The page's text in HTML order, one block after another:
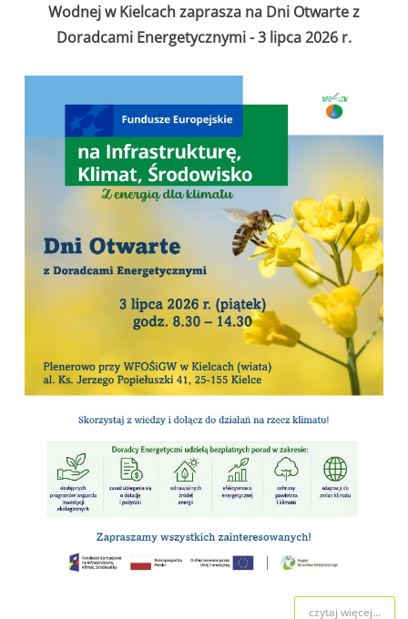
Wodnej w Kielcach zaprasza na Dni Otwarte z
Doradcami Energetycznymi - 3 lipca 2026 r.
czytaj więcej...